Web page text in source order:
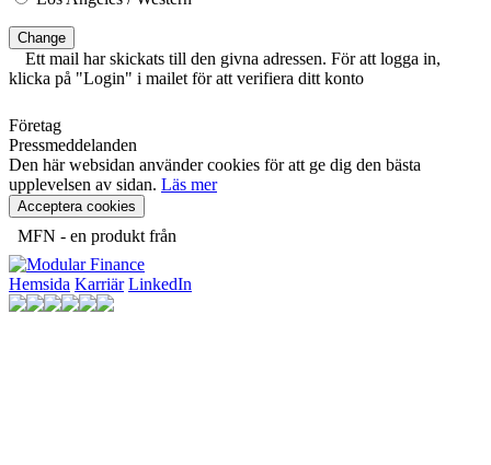
Change
Ett mail har skickats till den givna adressen. För att logga in,
klicka på "Login" i mailet för att verifiera ditt konto
Företag
Pressmeddelanden
Den här websidan använder cookies för att ge dig den bästa
upplevelsen av sidan. Läs mer
Acceptera cookies
MFN - en produkt från
Hemsida Karriär LinkedIn